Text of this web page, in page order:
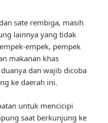
sate rembiga, masih
lainnya yang tidak
empek, pempek
makanan khas
dan wajib dicoba
ke daerah ini.
untuk mencicipi
saat berkunjung ke